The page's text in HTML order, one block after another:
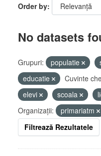
Order by
No datasets
Grupuri: populatie
educatie
Cuvinte
elevi
scoala
Organizații:
primariatm
Filtrează Rezultatele